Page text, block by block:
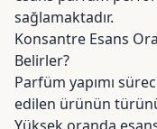
sağlamaktadır.
Konsantre Esans
Belirler?
Parfüm yapımı
edilen ürünün